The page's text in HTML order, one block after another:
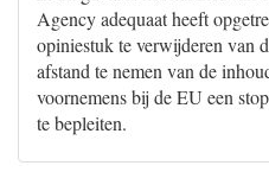
Agency adequaat heeft
opiniestuk te verwijderen van
afstand te nemen van de
voornemens bij de EU een
te bepleiten.